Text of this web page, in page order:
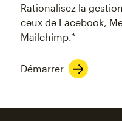
Rationalisez la
ceux de Facebook,
Mailchimp.*
Démarrer